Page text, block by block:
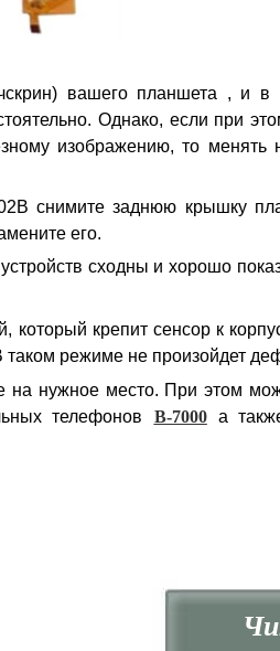
вашего планшета , и в
Однако, если при
изображению, то менять
снимите заднюю крышку
его.
сходны и хорошо
который крепит сенсор к
режиме не произойдет
на нужное место. При этом
телефонов B-7000 а